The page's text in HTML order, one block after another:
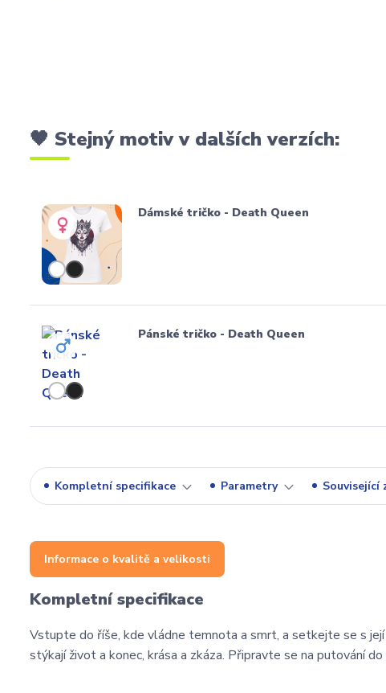
🖤 Stejný motiv v dalších verzích:
Dámské tričko - Death Queen
Pánské tričko - Death Queen
Kompletní specifikace Parametry Související
Informace o kvalitě a velikosti
Kompletní specifikace
Vstupte do říše, kde vládne temnota a smrt, a setkejte se s
stýkají život a konec, krása a zkáza. Připravte se na putování